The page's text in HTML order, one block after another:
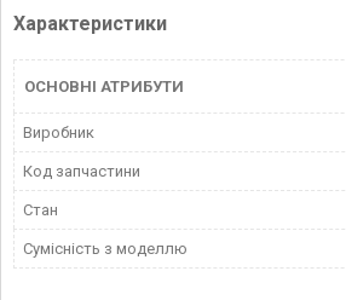
Характеристики
ОСНОВНІ АТРИБУТИ
Виробник
Код запчастини
Стан
Сумісність з моделлю